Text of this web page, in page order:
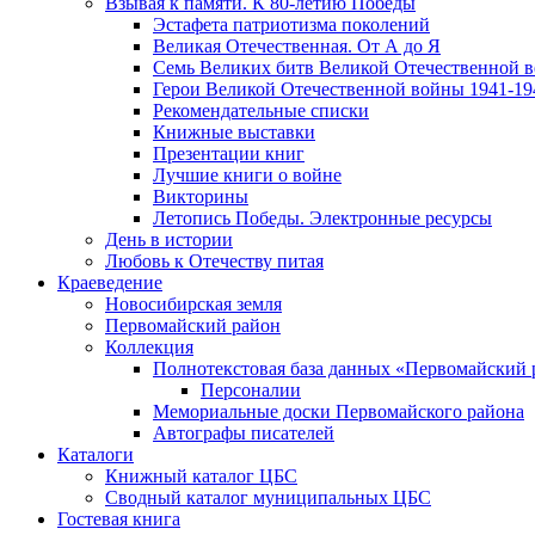
Эcтафета патриотизма поколений
Великая Отечественная. От А до Я
Семь Великих битв Великой Отечественной
Герои Великой Отечественной войны 1941-
Рекомендательные списки
Книжные выставки
Презентации книг
Лучшие книги о войне
Викторины
Летопись Победы. Электронные ресурсы
День в истории
Любовь к Отечеству питая
Краеведение
Новосибирская земля
Первомайский район
Коллекция
Полнотекстовая база данных «Первомайский
Персоналии
Мемориальные доски Первомайского района
Автографы писателей
Каталоги
Книжный каталог ЦБС
Сводный каталог муниципальных ЦБС
Гостевая книга